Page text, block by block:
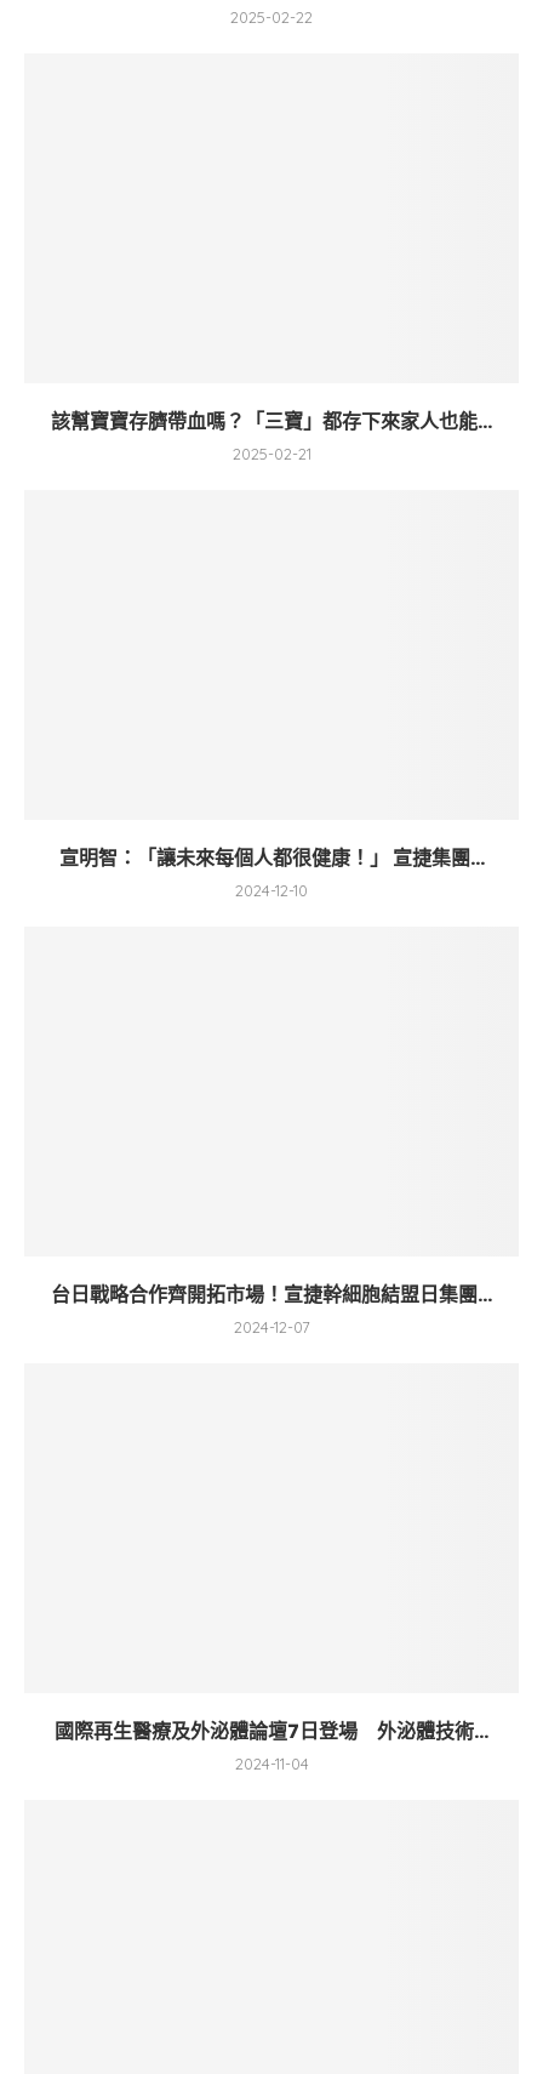
2025-02-22
該幫寶寶存臍帶血嗎？「三寶」都存下來家人也能...
2025-02-21
宣明智：「讓未來每個人都很健康！」 宣捷集團...
2024-12-10
台日戰略合作齊開拓市場！宣捷幹細胞結盟日集團...
2024-12-07
國際再生醫療及外泌體論壇7日登場 外泌體技術...
2024-11-04